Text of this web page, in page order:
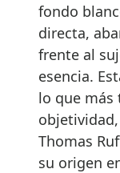
fondo
directa,
frente al
esencia.
lo que más
Thomas
su origen